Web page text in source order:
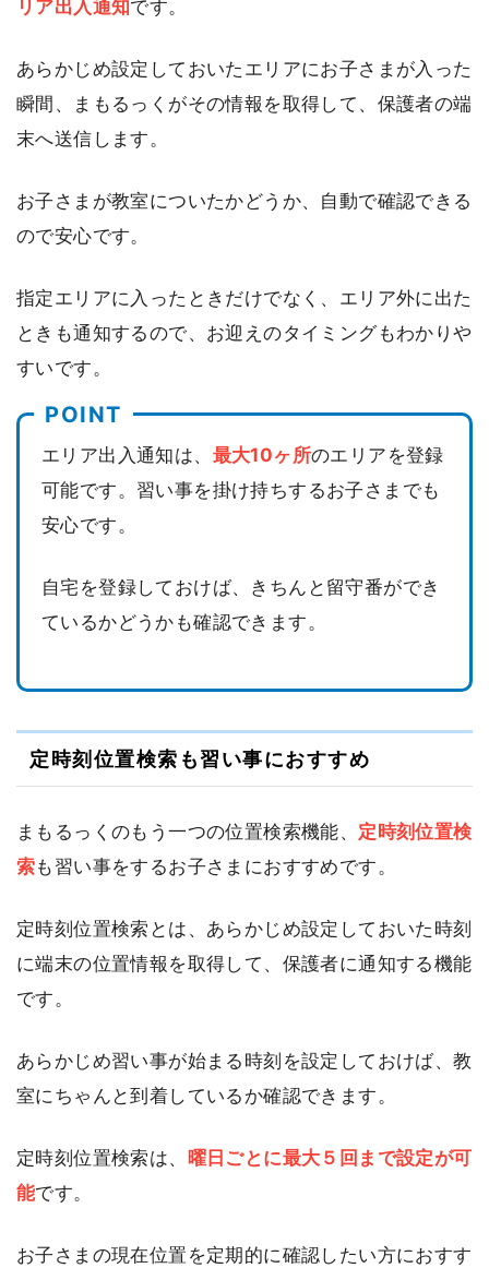
リア出入通知です。
あらかじめ設定しておいたエリアにお子さまが入った
瞬間、まもるっくがその情報を取得して、保護者の端
末へ送信します。
お子さまが教室についたかどうか、自動で確認できる
ので安心です。
指定エリアに入ったときだけでなく、エリア外に出た
ときも通知するので、お迎えのタイミングもわかりや
すいです。
エリア出入通知は、 最大10ヶ所のエリアを登録
可能です。習い事を掛け持ちするお子さまでも
安心です。
自宅を登録しておけば、きちんと留守番ができ
ているかどうかも確認できます。
定時刻位置検索も習い事におすすめ
まもるっくのもう一つの位置検索機能、 定時刻位置検
索も習い事をするお子さまにおすすめです。
定時刻位置検索とは、あらかじめ設定しておいた時刻
に端末の位置情報を取得して、保護者に通知する機能
です。
あらかじめ習い事が始まる時刻を設定しておけば、教
室にちゃんと到着しているか確認できます。
定時刻位置検索は、 曜日ごとに最大５回まで設定が可
能です。
お子さまの現在位置を定期的に確認したい方におすす